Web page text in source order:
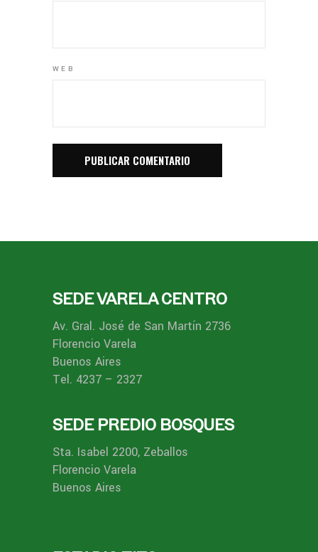
WEB
SEDE VARELA CENTRO
Av. Gral. José de San Martín 2736
Florencio Varela
Buenos Aires
Tel. 4237 – 2327
SEDE PREDIO BOSQUES
Sta. Isabel 2200, Zeballos
Florencio Varela
Buenos Aires